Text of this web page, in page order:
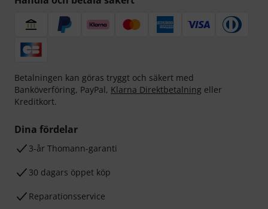
Betalningen kan göras tryggt och säkert med
Banköverföring, PayPal, Klarna Direktbetalning eller
Kreditkort.
Dina fördelar
3-år Thomann-garanti
30 dagars öppet köp
Reparationsservice